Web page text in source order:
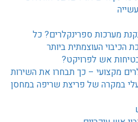
מערכות ספרינקלרים? כל
הכיבוי העוצמתית ביותר
אש לפרויקט?
מקצועי – כך תבחרו את השירות
במקרה של פריצת שריפה במחסן